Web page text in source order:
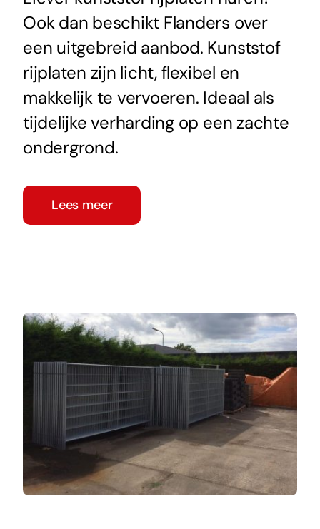
Ook dan beschikt Flanders over
een uitgebreid aanbod. Kunststof
rijplaten zijn licht, flexibel en
makkelijk te vervoeren. Ideaal als
tijdelijke verharding op een zachte
ondergrond.
Lees meer